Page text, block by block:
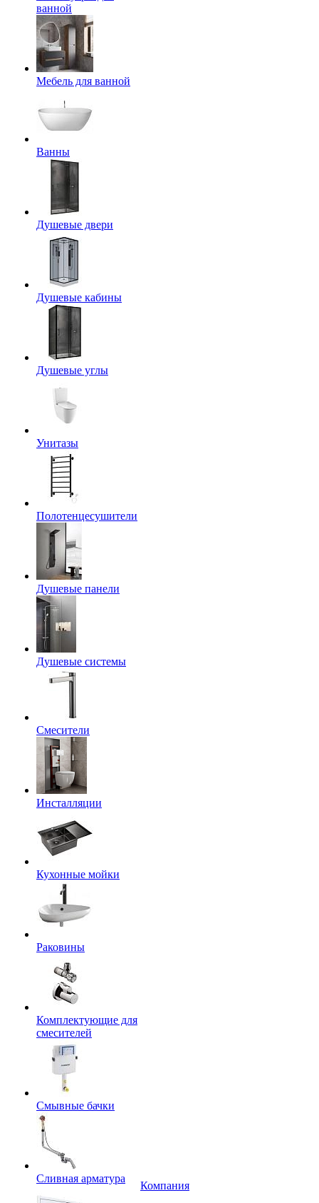
ванной
Мебель для ванной
Ванны
Душевые двери
Душевые кабины
Душевые углы
Унитазы
Полотенцесушители
Душевые панели
Душевые системы
Смесители
Инсталляции
Кухонные мойки
Раковины
Комплектующие для
смесителей
Смывные бачки
Сливная арматура
Компания